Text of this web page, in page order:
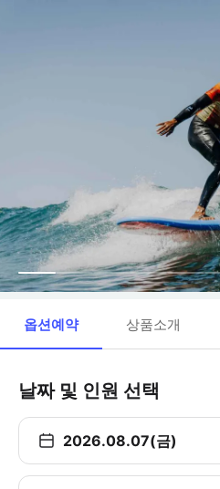
옵션예약 상품소개
날짜 및 인원 선택
2026.08.07(금)